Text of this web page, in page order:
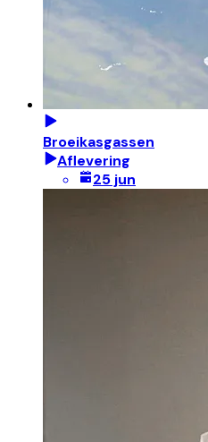
Broeikasgassen
Aflevering
25 jun